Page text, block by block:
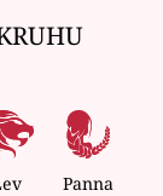
Panna